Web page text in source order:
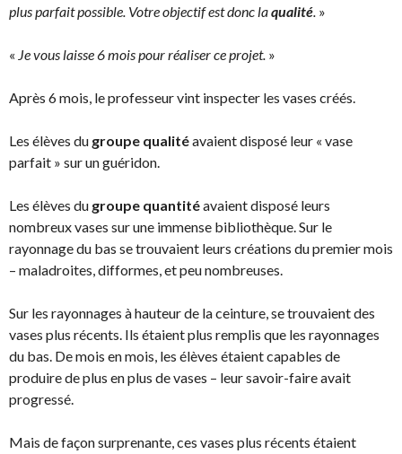
plus parfait possible. Votre objectif est donc laqualité. »
« Je vous laisse 6 mois pour réaliser ce projet. »
Après 6 mois, le professeur vint inspecter les vases créés.
Les élèves du groupe qualitéavaient disposé leur « vase
parfait » sur un guéridon.
Les élèves du groupe quantitéavaient disposé leurs
nombreux vases sur une immense bibliothèque. Sur le
rayonnage du bas se trouvaient leurs créations du premier mois
– maladroites, difformes, et peu nombreuses.
Sur les rayonnages à hauteur de la ceinture, se trouvaient des
vases plus récents. Ils étaient plus remplis que les rayonnages
du bas. De mois en mois, les élèves étaient capables de
produire de plus en plus de vases – leur savoir-faire avait
progressé.
Mais de façon surprenante, ces vases plus récents étaient